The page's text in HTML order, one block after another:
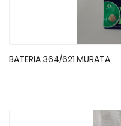
BATERIA 364/621 MURATA